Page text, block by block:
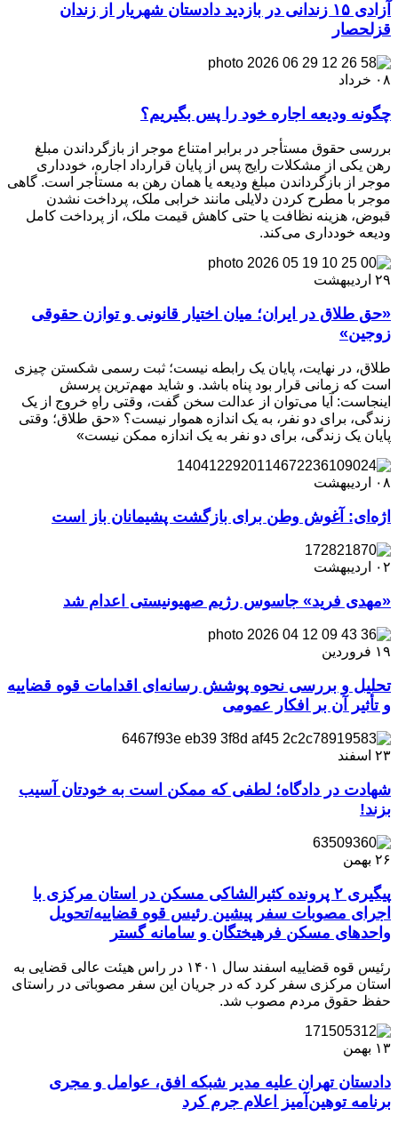
آزادی ۱۵ زندانی در بازدید دادستان شهریار از زندان
قزلحصار
۰۸ خرداد
چگونه ودیعه اجاره خود را پس بگیریم؟
بررسی حقوق مستأجر در برابر امتناع موجر از بازگرداندن مبلغ
رهن یکی از مشکلات رایج پس از پایان قرارداد اجاره، خودداری
موجر از بازگرداندن مبلغ ودیعه یا همان رهن به مستأجر است. گاهی
موجر با مطرح کردن دلایلی مانند خرابی ملک، پرداخت نشدن
قبوض، هزینه نظافت یا حتی کاهش قیمت ملک، از پرداخت کامل
ودیعه خودداری می‌کند.
۲۹ اردیبهشت
«حق طلاق در ایران؛ میان اختیار قانونی و توازن حقوقی
زوجین»
طلاق، در نهایت، پایان یک رابطه نیست؛ ثبت رسمی شکستن چیزی
است که زمانی قرار بود پناه باشد. و شاید مهم‌ترین پرسش
اینجاست: آیا می‌توان از عدالت سخن گفت، وقتی راهِ خروج از یک
زندگی، برای دو نفر، به یک اندازه هموار نیست؟ «حق طلاق؛ وقتی
پایان یک زندگی، برای دو نفر به یک اندازه ممکن نیست»
۰۸ اردیبهشت
اژه‌ای: آغوش وطن برای بازگشت پشیمانان باز است
۰۲ اردیبهشت
«مهدی فرید» جاسوس رژیم صهیونیستی اعدام شد
۱۹ فروردین
تحلیل و بررسی نحوه پوشش رسانه‌ای اقدامات قوه قضاییه
و تأثیر آن بر افکار عمومی
۲۳ اسفند
شهادت در دادگاه؛ لطفی که ممکن است به خودتان آسیب
بزند!
۲۶ بهمن
پیگیری ۲ پرونده کثیرالشاکی مسکن در استان مرکزی با
اجرای مصوبات سفر پیشین رئیس قوه قضاییه/تحویل
واحد‌های مسکن فرهیختگان و سامانه گستر
رئیس قوه قضاییه اسفند سال ۱۴۰۱ در راس هیئت عالی قضایی به
استان مرکزی سفر کرد که در جریان این سفر مصوباتی در راستای
حفظ حقوق مردم مصوب شد.
۱۳ بهمن
دادستان تهران علیه مدیر شبکه افق، عوامل و مجری
برنامه توهین‌آمیز اعلام جرم کرد